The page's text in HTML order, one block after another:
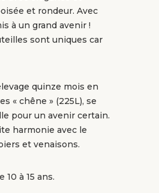
et rondeur. Avec
à un grand avenir !
sont uniques car
quinze mois en
« chêne » (225L), se
pour un avenir certain.
harmonie avec le
et venaisons.
10 à 15 ans.